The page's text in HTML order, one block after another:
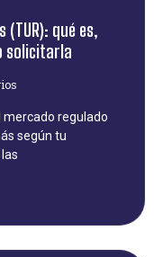
qué es,
solicitarla
mercado regulado
según tu